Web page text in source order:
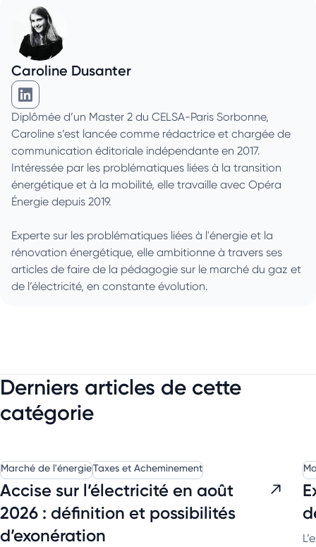
Caroline Dusanter
Caroline Dusanter sur Linkedin
Diplômée d’un Master 2 du CELSA-Paris Sorbonne,
Caroline s’est lancée comme rédactrice et chargée de
communication éditoriale indépendante en 2017.
Intéressée par les problématiques liées à la transition
énergétique et à la mobilité, elle travaille avec Opéra
Énergie depuis 2019.
Experte sur les problématiques liées à l'énergie et la
rénovation énergétique, elle ambitionne à travers ses
articles de faire de la pédagogie sur le marché du gaz et
de l’électricité, en constante évolution.
Derniers articles de cette
catégorie
Marché de l'énergieTaxes et Acheminement
Accise sur l’électricité en août
2026 : définition et possibilités
d’exonération